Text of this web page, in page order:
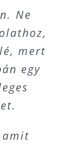
Ne
mert
egy